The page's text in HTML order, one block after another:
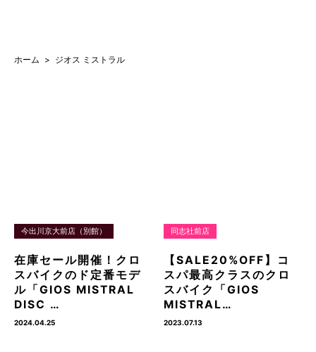
ホーム ジオス ミストラル
今出川京大前店（別館）
在庫セール開催！クロ
スバイクのド定番モデ
ル「GIOS MISTRAL
DISC …
2024.04.25
同志社前店
【SALE20%OFF】コ
スパ最高クラスのクロ
スバイク「GIOS
MISTRAL…
2023.07.13